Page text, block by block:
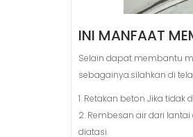
INI MANFAAT
Selain dapat membantu
sebagainya.silahkan di
1. Retakan beton Jika
2. Rembesan air dari
diatasi.